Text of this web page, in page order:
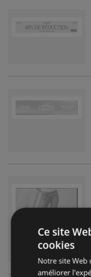
Ce site
cookies
Notre site Web
améliorer